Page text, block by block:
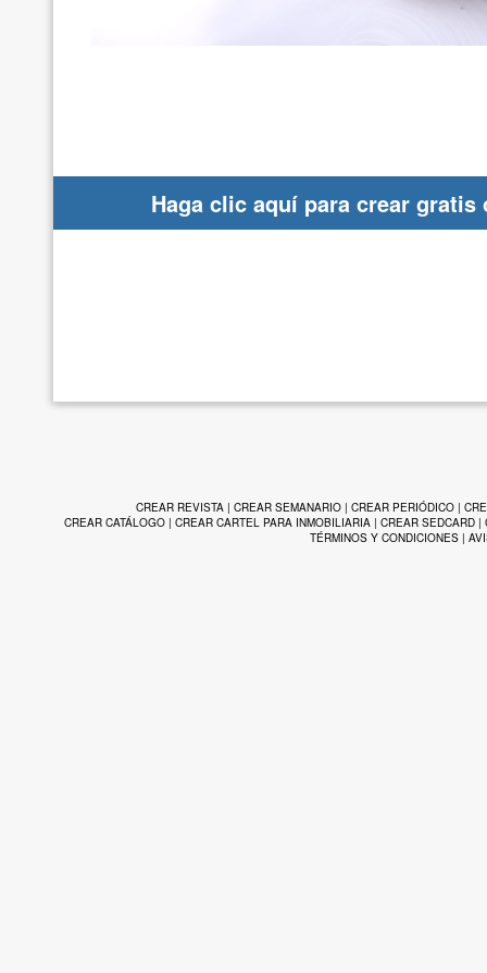
Haga clic aquí para crear
CREAR REVISTA | CREAR SEMANARIO | CREAR PERIÓDICO |
CREAR CATÁLOGO | CREAR CARTEL PARA INMOBILIARIA | CREAR SEDCARD |
TÉRMINOS Y CONDICIONES |